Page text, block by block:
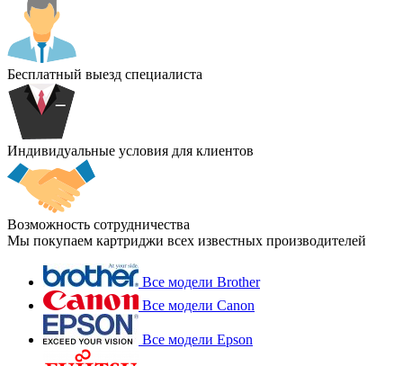
Бесплатный выезд специалиста
Индивидуальные условия для клиентов
Возможность сотрудничества
Мы покупаем картриджи всех известных производителей
Все модели Brother
Все модели Canon
Все модели Epson